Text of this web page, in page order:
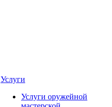
Услуги
Услуги оружейной